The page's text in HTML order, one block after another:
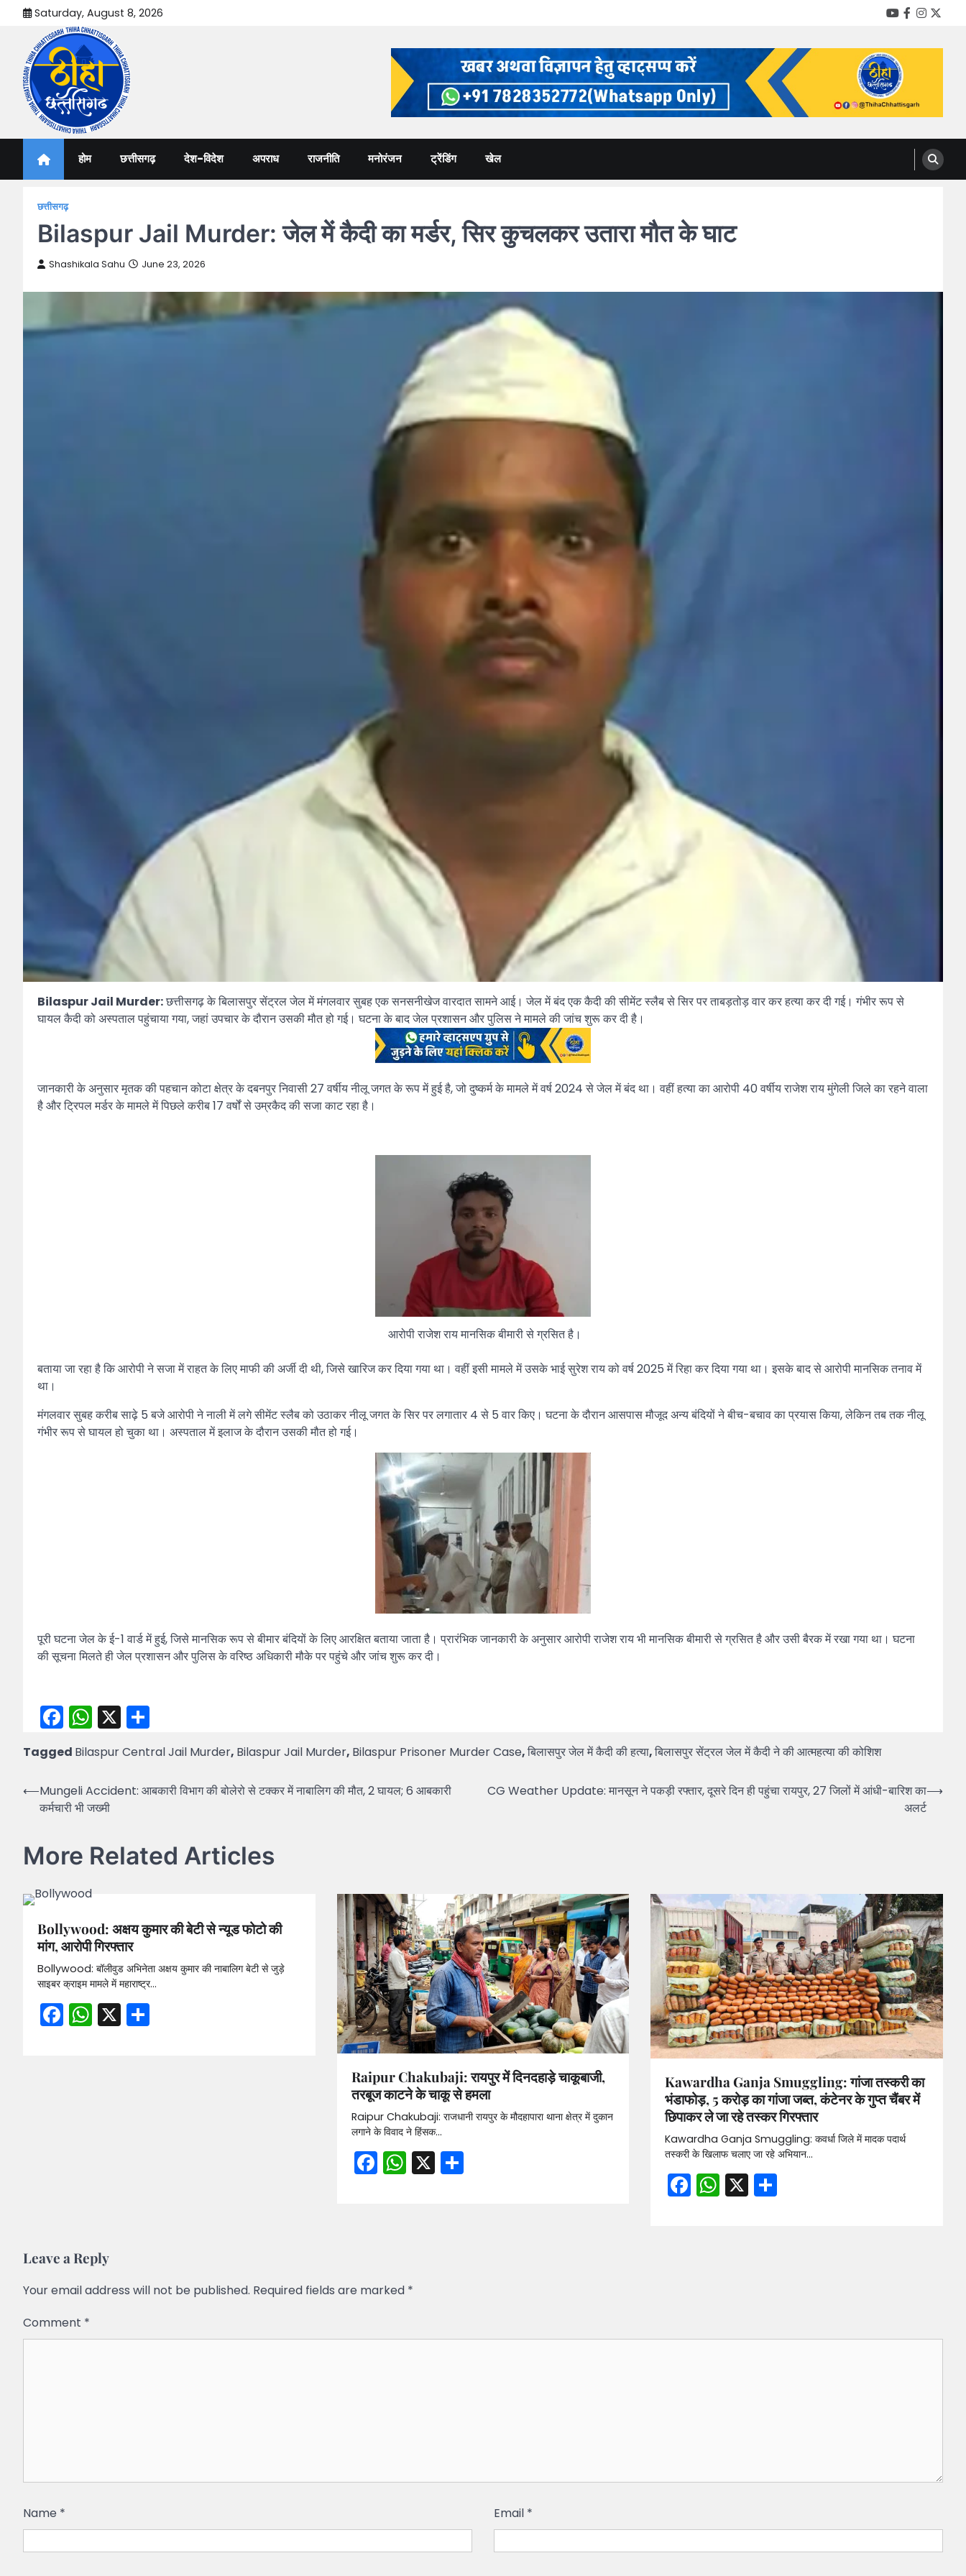
content
Saturday, August 8, 2026 YouTube
Facebook
Thiha Chhattisgarh
होम छत्तीसगढ़ देश-विदेश अपराध राजनीति मनोरंजन ट्रेंडिंग खेल
छत्तीसगढ़
Bilaspur Jail Murder: जेल में कैदी का मर्डर, सिर कुचलकर उतारा मौत के घाट
Shashikala Sahu June 23, 2026
Bilaspur Jail Murder:छत्तीसगढ़ के बिलासपुर सेंट्रल जेल में मंगलवार सुबह एक सनसनीखेज वारदात सामने आई। जेल में बंद एक कैदी की सीमेंट स्लैब से सिर पर ताबड़तोड़ वार कर हत्या कर दी गई। गंभीर रूप से
घायल कैदी को अस्पताल पहुंचाया गया, जहां उपचार के दौरान उसकी मौत हो गई। घटना के बाद जेल प्रशासन और पुलिस ने मामले की जांच शुरू कर दी है।
जानकारी के अनुसार मृतक की पहचान कोटा क्षेत्र के दबनपुर निवासी 27 वर्षीय नीलू जगत के रूप में हुई है, जो दुष्कर्म के मामले में वर्ष 2024 से जेल में बंद था। वहीं हत्या का आरोपी 40 वर्षीय राजेश राय मुंगेली जिले का रहने वाला
है और ट्रिपल मर्डर के मामले में पिछले करीब 17 वर्षों से उम्रकैद की सजा काट रहा है।
आरोपी राजेश राय मानसिक बीमारी से ग्रसित है।
बताया जा रहा है कि आरोपी ने सजा में राहत के लिए माफी की अर्जी दी थी, जिसे खारिज कर दिया गया था। वहीं इसी मामले में उसके भाई सुरेश राय को वर्ष 2025 में रिहा कर दिया गया था। इसके बाद से आरोपी मानसिक तनाव में
था।
मंगलवार सुबह करीब साढ़े 5 बजे आरोपी ने नाली में लगे सीमेंट स्लैब को उठाकर नीलू जगत के सिर पर लगातार 4 से 5 वार किए। घटना के दौरान आसपास मौजूद अन्य बंदियों ने बीच-बचाव का प्रयास किया, लेकिन तब तक नीलू
गंभीर रूप से घायल हो चुका था। अस्पताल में इलाज के दौरान उसकी मौत हो गई।
पूरी घटना जेल के ई-1 वार्ड में हुई, जिसे मानसिक रूप से बीमार बंदियों के लिए आरक्षित बताया जाता है। प्रारंभिक जानकारी के अनुसार आरोपी राजेश राय भी मानसिक बीमारी से ग्रसित है और उसी बैरक में रखा गया था। घटना
की सूचना मिलते ही जेल प्रशासन और पुलिस के वरिष्ठ अधिकारी मौके पर पहुंचे और जांच शुरू कर दी।
Facebook
WhatsApp
X
Tagged Bilaspur Central Jail Murder, Bilaspur Jail Murder, Bilaspur Prisoner Murder Case,बिलासपुर जेल में कैदी की हत्या,बिलासपुर सेंट्रल जेल में कैदी ने की आत्महत्या की कोशिश
Post
navigation
⟵Mungeli Accident: आबकारी विभाग की बोलेरो से टक्कर में नाबालिग की मौत, 2 घायल; 6 आबकारी
कर्मचारी भी जख्मी
CG Weather Update: मानसून ने पकड़ी रफ्तार, दूसरे दिन ही पहुंचा रायपुर, 27 जिलों में आंधी-बारिश का
अलर्ट
⟶
More Related Articles
Bollywood: अक्षय कुमार की बेटी से न्यूड फोटो की
मांग, आरोपी गिरफ्तार
Bollywood: बॉलीवुड अभिनेता अक्षय कुमार की नाबालिग बेटी से जुड़े
साइबर क्राइम मामले में महाराष्ट्र…
Facebook
WhatsApp
X
Raipur Chakubaji: रायपुर में दिनदहाड़े चाकूबाजी,
तरबूज काटने के चाकू से हमला
Raipur Chakubaji: राजधानी रायपुर के मौदहापारा थाना क्षेत्र में दुकान
लगाने के विवाद ने हिंसक…
Facebook
WhatsApp
X Share
Kawardha Ganja Smuggling: गांजा तस्करी का
भंडाफोड़, 5 करोड़ का गांजा जब्त, कंटेनर के गुप्त चैंबर में
छिपाकर ले जा रहे तस्कर गिरफ्तार
Kawardha Ganja Smuggling: कवर्धा जिले में मादक पदार्थ
तस्करी के खिलाफ चलाए जा रहे अभियान…
Facebook
WhatsApp
X
Leave a Reply
Your email address will not be published. Required fields are marked *
Comment *
Name * Email *